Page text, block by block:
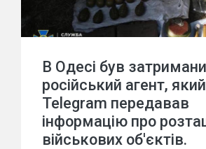
В Одесі був
російський агент,
Telegram передавав
інформацію про
військових об'єктів.